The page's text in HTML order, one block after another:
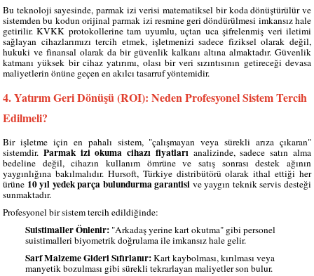
Bu teknoloji sayesinde, parmak izi verisi matematiksel bir koda dönüştürülür ve
sistemden bu kodun orijinal parmak izi resmine geri döndürülmesi imkansız hale
getirilir. KVKK protokollerine tam uyumlu, uçtan uca şifrelenmiş veri iletimi
sağlayan cihazlarımızı tercih etmek, işletmenizi sadece fiziksel olarak değil,
hukuki ve finansal olarak da bir güvenlik kalkanı altına almaktadır. Güvenlik
katmanı yüksek bir cihaz yatırımı, olası bir veri sızıntısının getireceği devasa
maliyetlerin önüne geçen en akılcı tasarruf yöntemidir.
4. Yatırım Geri Dönüşü (ROI): Neden Profesyonel Sistem Tercih
Edilmeli?
Bir işletme için en pahalı sistem, "çalışmayan veya sürekli arıza çıkaran"
sistemdir. Parmak izi okuma cihazı fiyatlarıanalizinde, sadece satın alma
bedeline değil, cihazın kullanım ömrüne ve satış sonrası destek ağının
yaygınlığına bakılmalıdır. Hursoft, Türkiye distribütörü olarak ithal ettiği her
ürüne 10 yıl yedek parça bulundurma garantisi ve yaygın teknik servis desteği
sunmaktadır.
Profesyonel bir sistem tercih edildiğinde:
Suistimaller Önlenir: "Arkadaş yerine kart okutma" gibi personel
suistimalleri biyometrik doğrulama ile imkansız hale gelir.
Sarf Malzeme Gideri Sıfırlanır:Kart kaybolması, kırılması veya
manyetik bozulması gibi sürekli tekrarlayan maliyetler son bulur.